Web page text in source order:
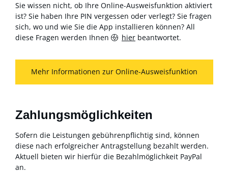
Sie wissen nicht, ob Ihre Online-Ausweisfunktion aktiviert
ist? Sie haben Ihre PIN vergessen oder verlegt? Sie fragen
sich, wo und wie Sie die App installieren können? All
diese Fragen werden Ihnen
hier beantwortet.
Mehr Informationen zur Online-Ausweisfunktion
Zahlungsmöglichkeiten
Sofern die Leistungen gebührenpflichtig sind, können
diese nach erfolgreicher Antragstellung bezahlt werden.
Aktuell bieten wir hierfür die Bezahlmöglichkeit PayPal
an.